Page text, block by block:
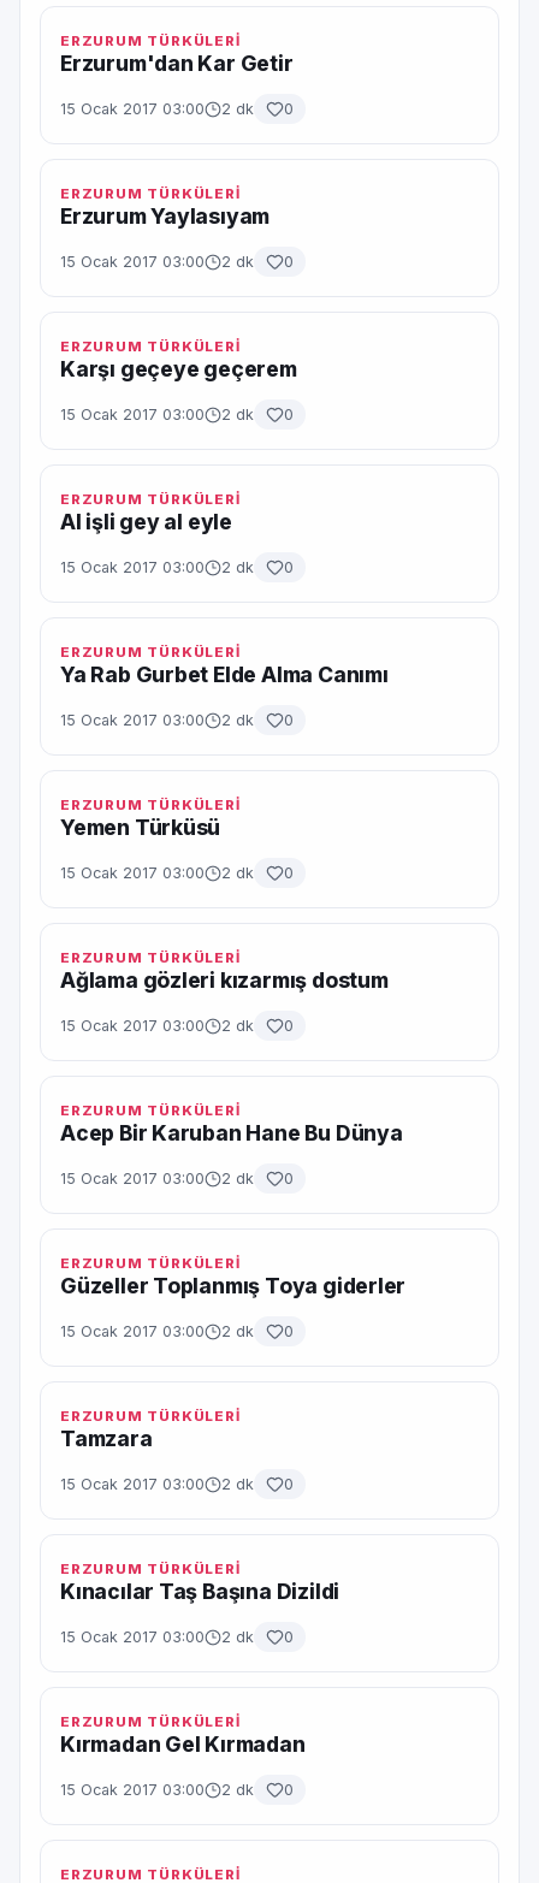
ERZURUM TÜRKÜLERİ
Erzurum'dan Kar Getir
15 Ocak 2017 03:00 2 dk 0
ERZURUM TÜRKÜLERİ
Erzurum Yaylasıyam
15 Ocak 2017 03:00 2 dk 0
ERZURUM TÜRKÜLERİ
Karşı geçeye geçerem
15 Ocak 2017 03:00 2 dk 0
ERZURUM TÜRKÜLERİ
Al işli gey al eyle
15 Ocak 2017 03:00 2 dk 0
ERZURUM TÜRKÜLERİ
Ya Rab Gurbet Elde Alma Canımı
15 Ocak 2017 03:00 2 dk 0
ERZURUM TÜRKÜLERİ
Yemen Türküsü
15 Ocak 2017 03:00 2 dk 0
ERZURUM TÜRKÜLERİ
Ağlama gözleri kızarmış dostum
15 Ocak 2017 03:00 2 dk 0
ERZURUM TÜRKÜLERİ
Acep Bir Karuban Hane Bu Dünya
15 Ocak 2017 03:00 2 dk 0
ERZURUM TÜRKÜLERİ
Güzeller Toplanmış Toya giderler
15 Ocak 2017 03:00 2 dk 0
ERZURUM TÜRKÜLERİ
Tamzara
15 Ocak 2017 03:00 2 dk 0
ERZURUM TÜRKÜLERİ
Kınacılar Taş Başına Dizildi
15 Ocak 2017 03:00 2 dk 0
ERZURUM TÜRKÜLERİ
Kırmadan Gel Kırmadan
15 Ocak 2017 03:00 2 dk 0
ERZURUM TÜRKÜLERİ